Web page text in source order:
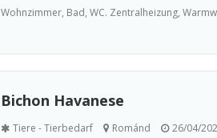
Wohnzimmer, Bad, WC. Zentralheizung,
Bichon Havanese
Tiere - Tierbedarf Románd 26/04/